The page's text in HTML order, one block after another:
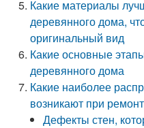
Какие материалы
деревянного дома,
оригинальный вид
Какие основные
деревянного дома
Какие наиболее
возникают при
Дефекты стен,